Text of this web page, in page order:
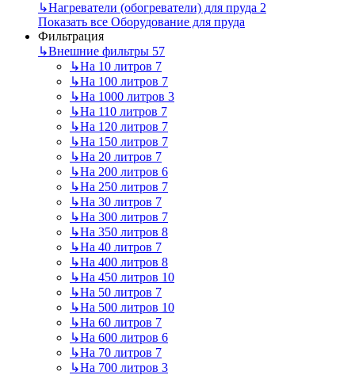
↳Нагреватели (обогреватели) для пруда 2
Показать все Оборудование для пруда
Фильтрация
↳Внешние фильтры 57
↳На 10 литров 7
↳На 100 литров 7
↳На 1000 литров 3
↳На 110 литров 7
↳На 120 литров 7
↳На 150 литров 7
↳На 20 литров 7
↳На 200 литров 6
↳На 250 литров 7
↳На 30 литров 7
↳На 300 литров 7
↳На 350 литров 8
↳На 40 литров 7
↳На 400 литров 8
↳На 450 литров 10
↳На 50 литров 7
↳На 500 литров 10
↳На 60 литров 7
↳На 600 литров 6
↳На 70 литров 7
↳На 700 литров 3